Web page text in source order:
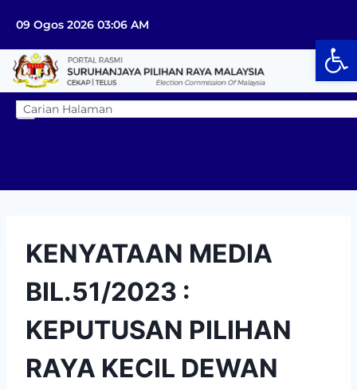
09 Ogos 2026 03:06 AM
KENYATAAN MEDIA
BIL.51/2023 :
KEPUTUSAN PILIHAN
RAYA KECIL DEWAN